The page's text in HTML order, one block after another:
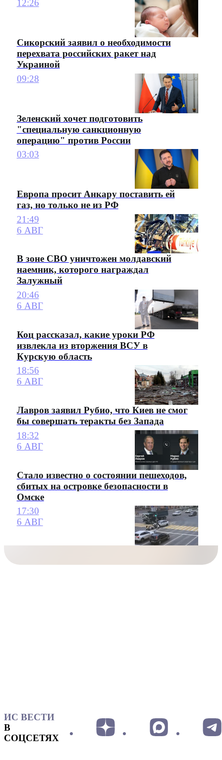
12:26
Сикорский заявил о необходимости
перехвата российских ракет над
Украиной
09:28
Зеленский хочет подготовить
"специальную санкционную
операцию" против России
03:03
Европа просит Анкару поставить ей
газ, но только не из РФ
21:49
6 АВГ
В зоне СВО уничтожен молдавский
наемник, которого награждал
Залужный
20:46
6 АВГ
Коц рассказал, какие уроки РФ
извлекла из вторжения ВСУ в
Курскую область
18:56
6 АВГ
Лавров заявил Рубио, что Киев не смог
бы совершать теракты без Запада
18:32
6 АВГ
Стало известно о состоянии пешеходов,
сбитых на островке безопасности в
Омске
17:30
6 АВГ
ИС ВЕСТИ
В
СОЦСЕТЯХ